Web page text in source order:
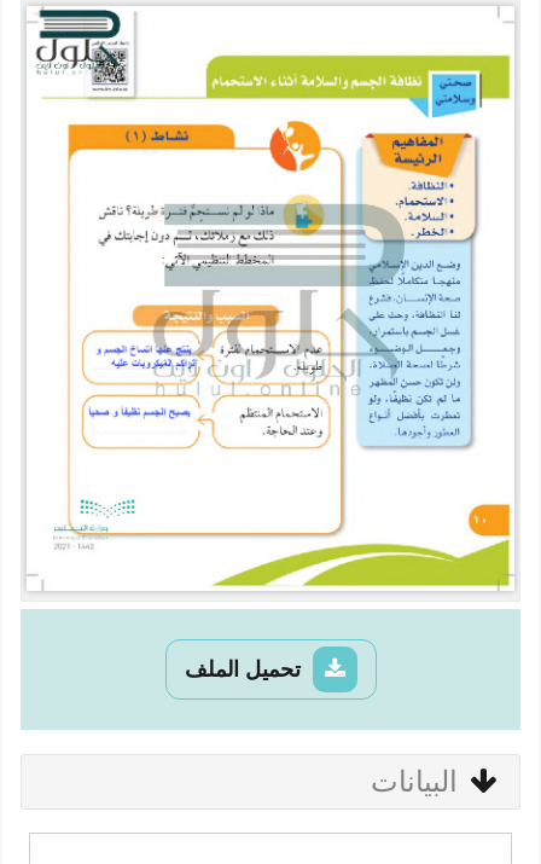
تحميل الملف
البيانات